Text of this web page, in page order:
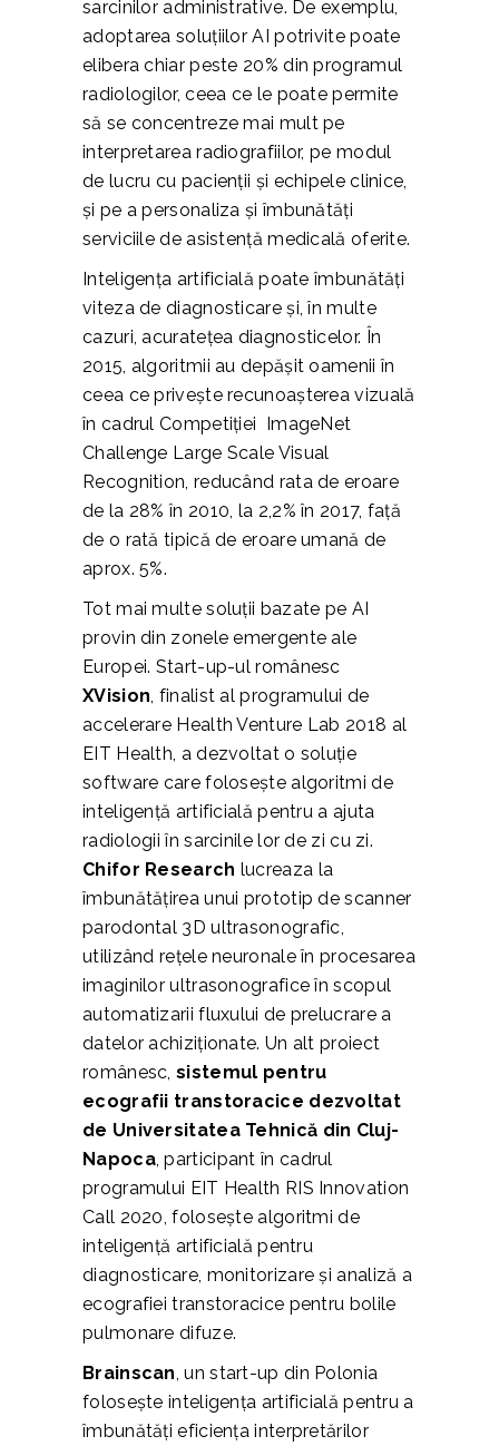
sarcinilor administrative. De exemplu,
adoptarea soluțiilor AI potrivite poate
elibera chiar peste 20% din programul
radiologilor, ceea ce le poate permite
să se concentreze mai mult pe
interpretarea radiografiilor, pe modul
de lucru cu pacienții și echipele clinice,
și pe a personaliza și îmbunătăți
serviciile de asistență medicală oferite.
Inteligența artificială poate îmbunătăți
viteza de diagnosticare și, în multe
cazuri, acuratețea diagnosticelor. În
2015, algoritmii au depășit oamenii în
ceea ce privește recunoașterea vizuală
în cadrul Competiției ImageNet
Challenge Large Scale Visual
Recognition, reducând rata de eroare
de la 28% în 2010, la 2,2% în 2017, față
de o rată tipică de eroare umană de
aprox. 5%.
Tot mai multe soluții bazate pe AI
provin din zonele emergente ale
Europei. Start-up-ul românesc
XVision , finalist al programului de
accelerare Health Venture Lab 2018 al
EIT Health, a dezvoltat o soluție
software care folosește algoritmi de
inteligenţă artificială pentru a ajuta
radiologii în sarcinile lor de zi cu zi.
Chifor Research lucreaza la
îmbunătățirea unui prototip de scanner
parodontal 3D ultrasonografic,
utilizând rețele neuronale în procesarea
imaginilor ultrasonografice în scopul
automatizarii fluxului de prelucrare a
datelor achiziționate. Un alt proiect
românesc,sistemul pentru
ecografii transtoracice dezvoltat
de Universitatea Tehnică din Cluj-
Napoca, participant în cadrul
programului EIT Health RIS Innovation
Call 2020, folosește algoritmi de
inteligență artificială pentru
diagnosticare, monitorizare și analiză a
ecografiei transtoracice pentru bolile
pulmonare difuze.
Brainscan , un start-up din Polonia
folosește inteligența artificială pentru a
îmbunătăți eficiența interpretărilor